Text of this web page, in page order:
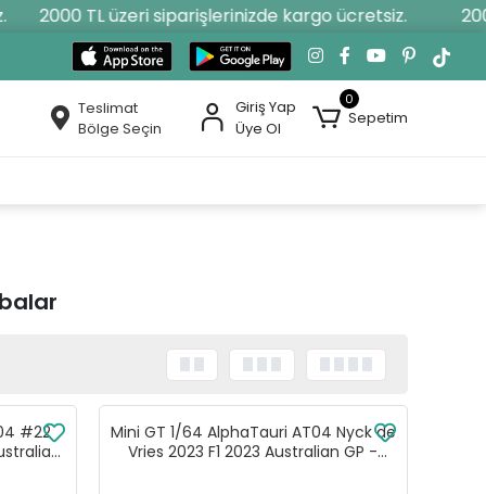
2000 TL üzeri siparişlerinizde kargo ücretsiz.
Teslimat
Bölge Seçin
Giriş Yap
Üye Ol
0
Sepetim
#22
Mini GT 1/64 AlphaTauri AT04 Nyck de
Vries 2023 F1 2023 Australian GP -